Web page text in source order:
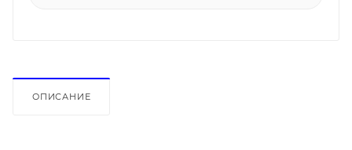
ОПИСАНИЕ